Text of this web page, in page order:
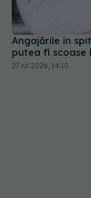
Angajările în
putea fi scoase
27 iul 2026, 14:10